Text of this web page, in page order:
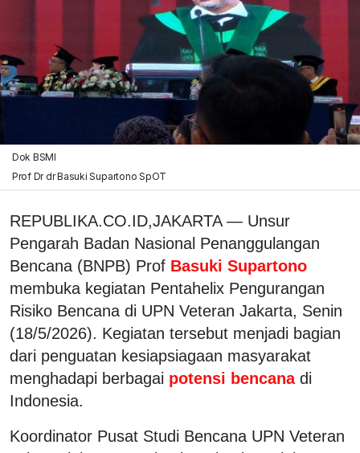
Dok BSMI
Prof Dr dr Basuki Supartono SpOT
REPUBLIKA.CO.ID,JAKARTA — Unsur
Pengarah Badan Nasional Penanggulangan
Bencana (BNPB) Prof Basuki Supartono
membuka kegiatan Pentahelix Pengurangan
Risiko Bencana di UPN Veteran Jakarta, Senin
(18/5/2026). Kegiatan tersebut menjadi bagian
dari penguatan kesiapsiagaan masyarakat
menghadapi berbagai potensi bencana di
Indonesia.
Koordinator Pusat Studi Bencana UPN Veteran